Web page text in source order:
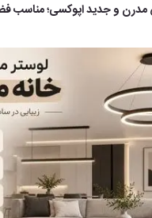
مدرن و جدید اپوکسی؛ مناسب